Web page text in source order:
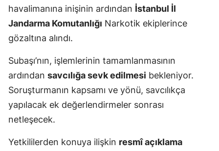
havalimanına inişinin ardından İstanbul İl
Jandarma Komutanlığı Narkotik ekiplerince
gözaltına alındı.
Subaşı’nın, işlemlerinin tamamlanmasının
ardından savcılığa sevk edilmesi bekleniyor.
Soruşturmanın kapsamı ve yönü, savcılıkça
yapılacak ek değerlendirmeler sonrası
netleşecek.
Yetkililerden konuya ilişkin resmî açıklama